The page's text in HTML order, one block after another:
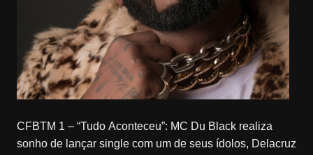
CFBTM 1 – “Tudo Aconteceu”: MC Du Black realiza
sonho de lançar single com um de seus ídolos, Delacruz